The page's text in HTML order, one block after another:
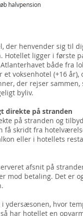
halvpension
der henvender sig til
Hotellet ligger i første
både fra
et voksenhotel (+16
der rejser
byliv.
direkte på stranden
på stranden og
få skridt fra
eller i hotellets
afsnit på
mod betaling. Det er
i ydersæsonen, hvor
har hotellet en